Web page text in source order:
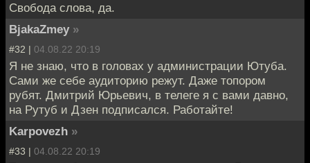
Свобода слова, да.
BjakaZmey »
#32 | 04.08.22 20:19
Я не знаю, что в головах у администрации Ютуба.
Сами же себе аудиторию режут. Даже топором
рубят. Дмитрий Юрьевич, в телеге я с вами давно,
на Рутуб и Дзен подписался. Работайте!
Karpovezh »
#33 | 04.08.22 20:19